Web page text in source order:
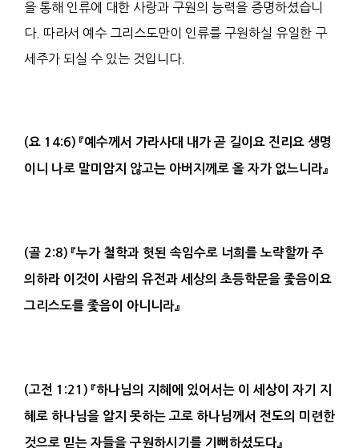
을 통해 인류에 대한 사랑과 구원의 능력을 증명하셨습니
다. 따라서 예수 그리스도만이 인류를 구원하실 유일한 구
세주가 되실 수 있는 것입니다.
(요 14:6) 『예수께서 가라사대 내가 곧 길이요 진리 요 생명
이니 나로 말미암지 않고는 아버지께로 올 자가 없느니라』
(골 2:8) 『누가 철학과 헛된 속임수로 너희를 노략할까 주
의하라 이것이 사람의 유전과 세상의 초등학문을 좇음이요
그리스도를 좇음이 아니니라』
(고전 1:21) 『하나님의 지혜에 있어서는 이 세상이 자기 지
혜 로 하나님을 알지 못하는 고로 하나님께서 전도의 미련한
것으로 믿는 자들을 구원하시기를 기뻐하셨도다』